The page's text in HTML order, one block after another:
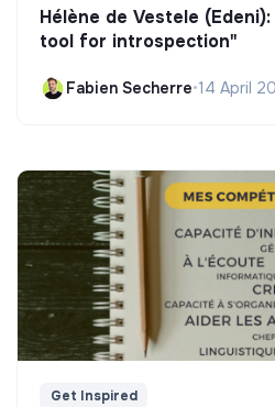
Hélène de Vestele
tool for introspection"
Fabien Secherre•14 April
Get Inspired